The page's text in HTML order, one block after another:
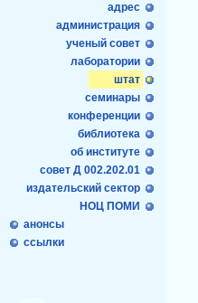
адрес
администрация
ученый совет
лаборатории
штат
семинары
конференции
библиотека
об институте
совет Д 002.202.01
издательский сектор
НОЦ ПОМИ
анонсы
ссылки